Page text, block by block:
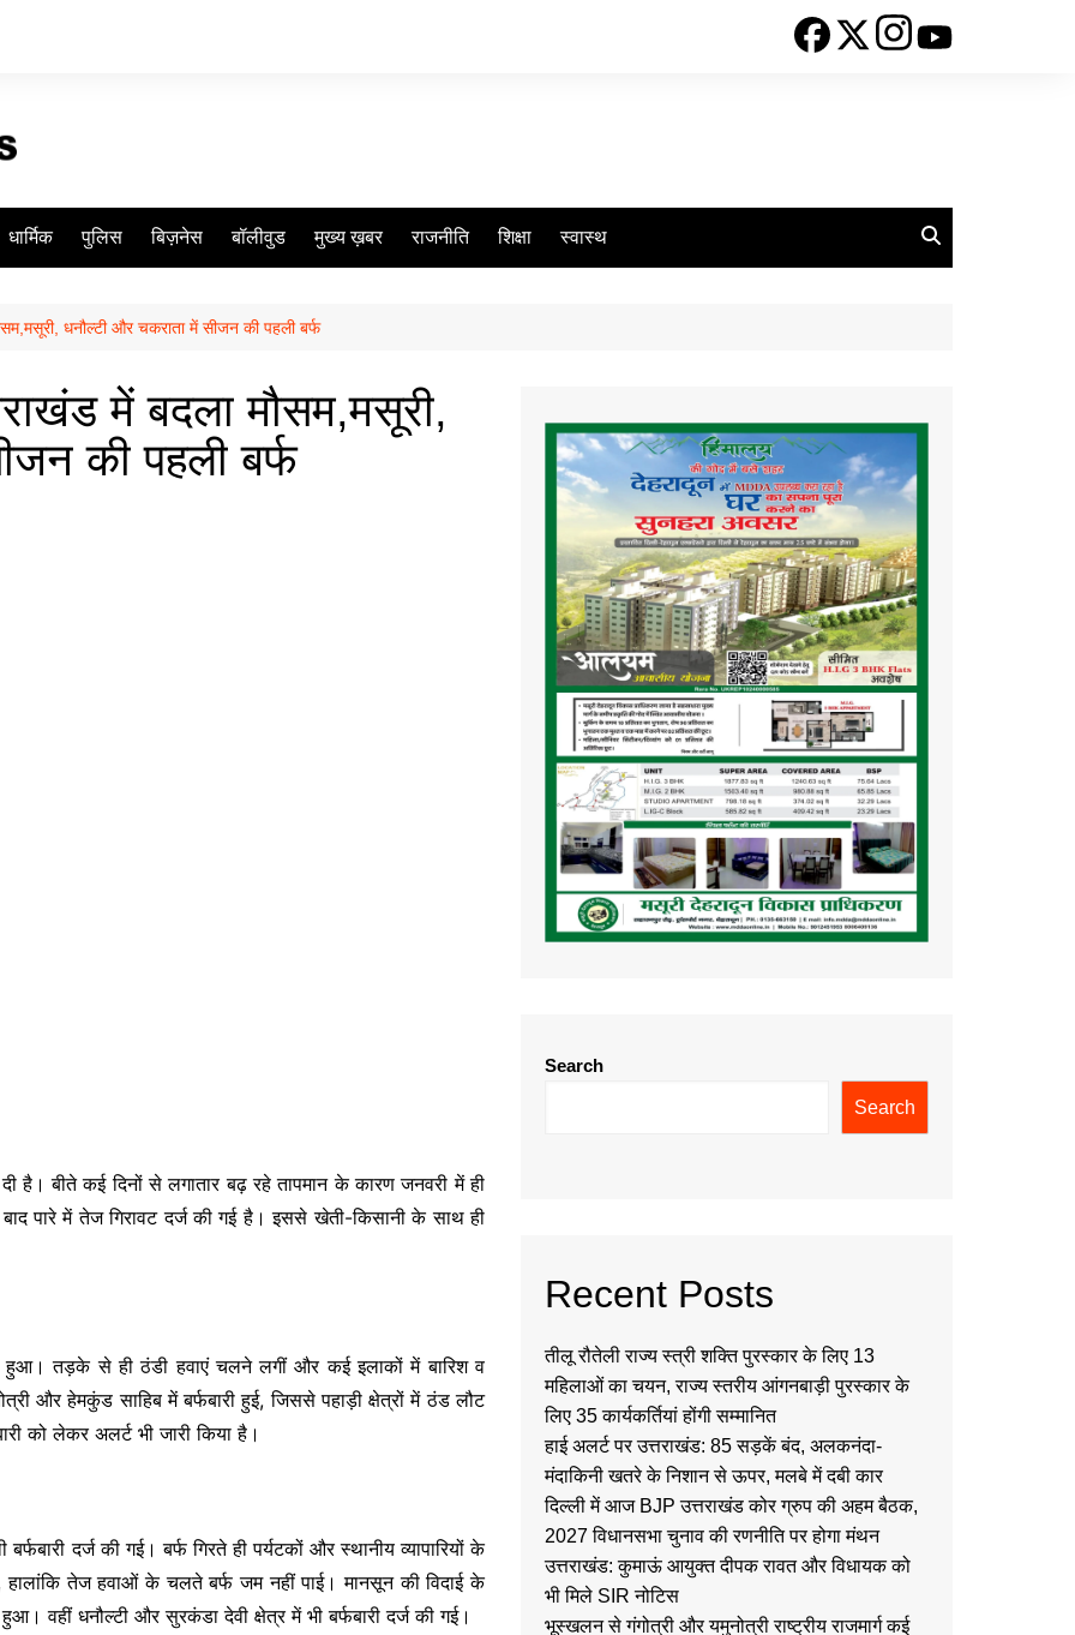
धार्मिक पुलिस बिज़नेस बॉलीवुड मुख्य ख़बर राजनीति शिक्षा स्वास्थ
धनौल्टी और चकराता में सीजन की पहली बर्फ
में बदला मौसम,मसूरी,
की पहली बर्फ
है। बीते कई दिनों से लगातार बढ़ रहे तापमान के कारण जनवरी में ही
पारे में तेज गिरावट दर्ज की गई है। इससे खेती-किसानी के साथ ही
हुआ। तड़के से ही ठंडी हवाएं चलने लगीं और कई इलाकों में बारिश व
और हेमकुंड साहिब में बर्फबारी हुई, जिससे पहाड़ी क्षेत्रों में ठंड लौट
को लेकर अलर्ट भी जारी किया है।
दर्ज की गई। बर्फ गिरते ही पर्यटकों और स्थानीय व्यापारियों के
तेज हवाओं के चलते बर्फ जम नहीं पाई। मानसून की विदाई के
वहीं धनौल्टी और सुरकंडा देवी क्षेत्र में भी बर्फबारी दर्ज की गई।
Search
Search
Recent Posts
तीलू रौतेली राज्य स्त्री शक्ति पुरस्कार के लिए 13
महिलाओं का चयन, राज्य स्तरीय आंगनबाड़ी पुरस्कार के
लिए 35 कार्यकर्तियां होंगी सम्मानित
हाई अलर्ट पर उत्तराखंड: 85 सड़कें बंद, अलकनंदा-
मंदाकिनी खतरे के निशान से ऊपर, मलबे में दबी कार
दिल्ली में आज BJP उत्तराखंड कोर ग्रुप की अहम बैठक,
2027 विधानसभा चुनाव की रणनीति पर होगा मंथन
उत्तराखंड: कुमाऊं आयुक्त दीपक रावत और विधायक को
भी मिले SIR नोटिस
भूस्खलन से गंगोत्री और यमुनोत्री राष्ट्रीय राजमार्ग कई